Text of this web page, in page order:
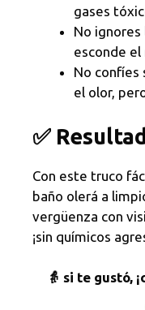
gases
No ignores
esconde el
No confíes
el olor,
✅
Con este truco
baño olerá a
vergüenza con
¡sin químicos
👵 si te gustó,